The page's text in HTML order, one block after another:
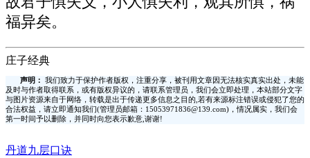
福异矣。
庄子经典
声明：
我们致力于保护作者版权，注重分享，被刊用文章因无法核实真实出处，未能
及时与作者取得联系，或有版权异议的，请联系管理员，我们会立即处理，本站部分文字
与图片资源来自于网络，转载是出于传递更多信息之目的,若有来源标注错误或侵犯了您的
合法权益，请立即通知我们(管理员邮箱：15053971836@139.com)，情况属实，我们会
第一时间予以删除，并同时向您表示歉意,谢谢!
丹道九层口诀